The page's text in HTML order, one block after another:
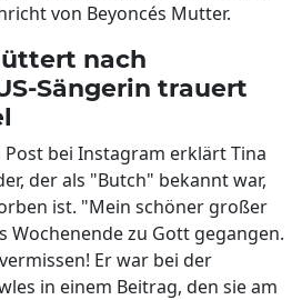
von Beyoncés Mutter.
nach
Sängerin trauert
bei Instagram erklärt Tina
der als "Butch" bekannt war,
ist. "Mein schöner großer
Wochenende zu Gott gegangen.
Er war bei der
in einem Beitrag, den sie am